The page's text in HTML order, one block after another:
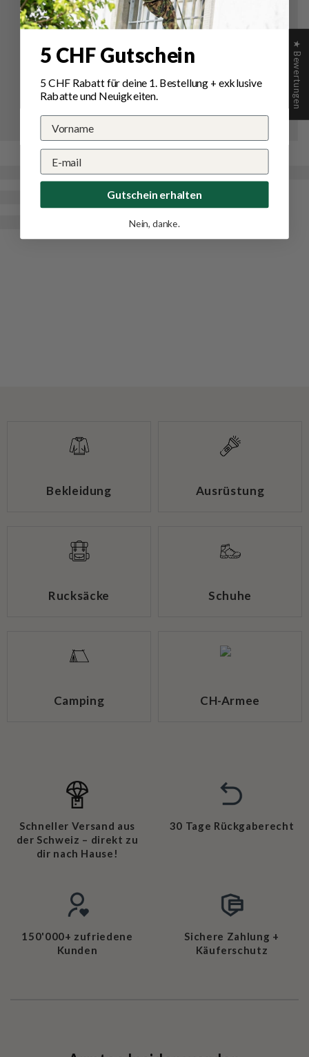
Bekleidung Ausrüstung
Rucksäcke Schuhe
Camping CH-Armee
Schneller Versand aus
der Schweiz – direkt zu
dir nach Hause!
30 Tage Rückgaberecht
150'000+ zufriedene
Kunden
Sichere Zahlung +
Käuferschutz
★ Bewertungen
5 CHF Gutschein
5 CHF Rabatt für deine 1. Bestellung+ exklusive
Rabatte und Neuigkeiten.
Gutschein erhalten
Nein, danke.